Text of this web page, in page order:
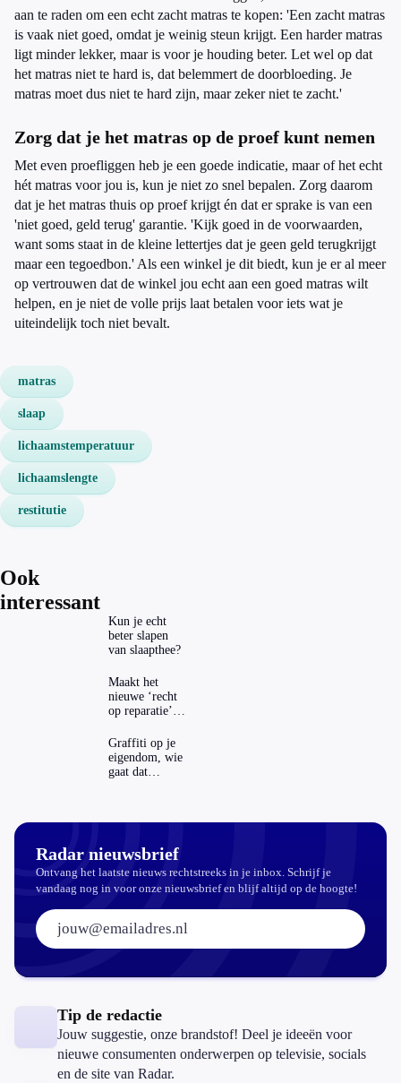
aan te raden om een echt zacht matras te kopen: 'Een zacht matras
is vaak niet goed, omdat je weinig steun krijgt. Een harder matras
ligt minder lekker, maar is voor je houding beter. Let wel op dat
het matras niet te hard is, dat belemmert de doorbloeding. Je
matras moet dus niet te hard zijn, maar zeker niet te zacht.'
Zorg dat je het matras op de proef kunt nemen
Met even proefliggen heb je een goede indicatie, maar of het echt
hét matras voor jou is, kun je niet zo snel bepalen. Zorg daarom
dat je het matras thuis op proef krijgt én dat er sprake is van een
'niet goed, geld terug' garantie. 'Kijk goed in de voorwaarden,
want soms staat in de kleine lettertjes dat je geen geld terugkrijgt
maar een tegoedbon.' Als een winkel je dit biedt, kun je er al meer
op vertrouwen dat de winkel jou echt aan een goed matras wilt
helpen, en je niet de volle prijs laat betalen voor iets wat je
uiteindelijk toch niet bevalt.
matras
slaap
lichaamstemperatuur
lichaamslengte
restitutie
Ook
interessant
Kun je echt
beter slapen
van slaapthee?
Maakt het
nieuwe ‘recht
op reparatie’
echt
aantrekkelijker?
Graffiti op je
eigendom, wie
gaat dat
Radar nieuwsbrief
Ontvang het laatste nieuws rechtstreeks in je inbox. Schrijf je
vandaag nog in voor onze nieuwsbrief en blijf altijd op de hoogte!
E-mailadres:
Tip de redactie
Jouw suggestie, onze brandstof! Deel je ideeën voor
nieuwe consumenten onderwerpen op televisie, socials
en de site van Radar.